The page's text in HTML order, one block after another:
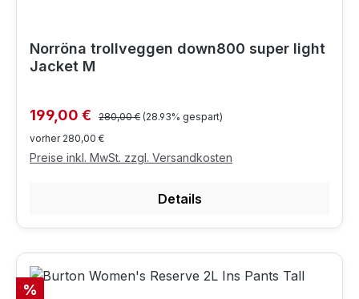
Norröna trollveggen down800 super light
Jacket M
Verkaufspreis:
199,00 € Regulärer Preis:
280,00 € (28.93% gespart)
vorher 280,00 €
Preise inkl. MwSt. zzgl. Versandkosten
Details
Rabatt
%